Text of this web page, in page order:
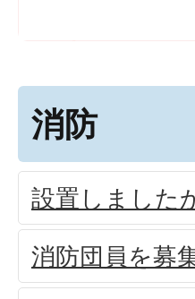
消防
設置しました
消防団員を募